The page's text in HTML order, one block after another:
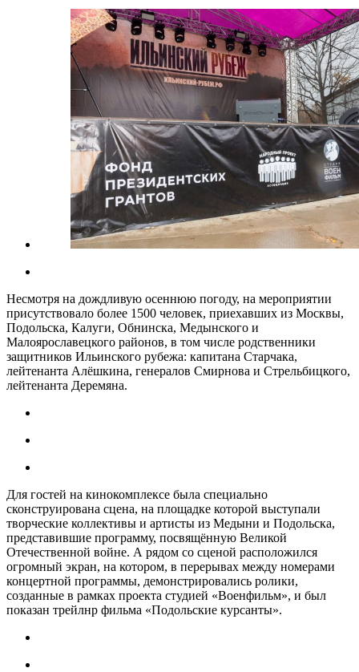
Несмотря на дождливую осеннюю погоду, на мероприятии
присутствовало более 1500 человек, приехавших из Москвы,
Подольска, Калуги, Обнинска, Медынского и
Малоярославецкого районов, в том числе родственники
защитников Ильинского рубежа: капитана Старчака,
лейтенанта Алёшкина, генералов Смирнова и Стрельбицкого,
лейтенанта Деремяна.
Для гостей на кинокомплексе была специально
сконструирована сцена, на площадке которой выступали
творческие коллективы и артисты из Медыни и Подольска,
представившие программу, посвящённую Великой
Отечественной войне. А рядом со сценой расположился
огромный экран, на котором, в перерывах между номерами
концертной программы, демонстрировались ролики,
созданные в рамках проекта студией «Военфильм», и был
показан трейлнр фильма «Подольские курсанты».